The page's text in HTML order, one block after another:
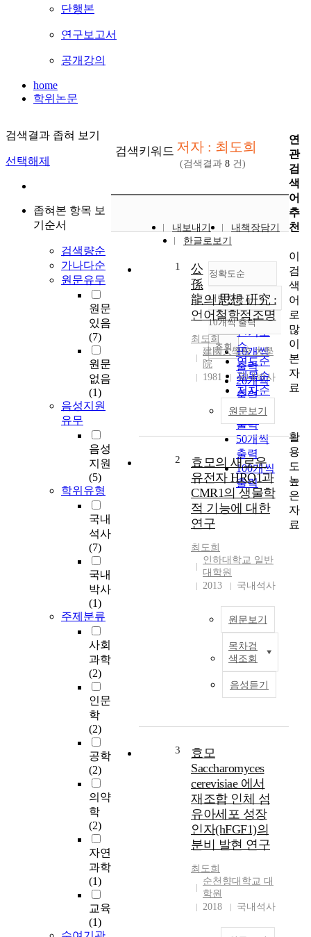
단행본
연구보고서
공개강의
home
학위논문
검색결과 좁혀 보기
선택해제
좁혀본 항목 보
기순서
검색량순
가나다순
원문유무
원문
있음
(7)
원문
없음
(1)
음성지원
유무
음성
지원
(5)
학위유형
국내
석사
(7)
국내
박사
(1)
주제분류
사회
과학
(2)
인문
학
(2)
공학
(2)
의약
학
(2)
자연
과학
(1)
교육
(1)
검색키워드 저자 : 최도희
(검색결과 8 건)
내보내기
내책장담기
한글로보기
정확도순
정확도
순
인기도
순
연도순
제목순
저자순
발행기
내림차순
내림차순
10개씩 출력
10개씩
출력
20개씩
출력
30개씩
출력
50개씩
출력
100개씩
출력
조회
1
公
孫
龍의 思想 硏究 :
언어철학적조명
최도희
建國大學校 大學
院
1981
국내박사
원문보기
2
효모의 새로운
유전자 HRQ1과
CMR1의 생물학
적 기능에 대한
연구
최도희
인하대학교 일반
대학원
2013
국내석사
원문보기
목차검
색조회
음성듣기
3
효모
Saccharomyces
cerevisiae 에서
재조합 인체 섬
유아세포 성장
인자(hFGF1)의
분비 발현 연구
최도희
순천향대학교 대
학원
2018
국내석사
연
관
검
색
어
추
천
이
검
색
어
로
많
이
본
자
료
활
용
도
높
은
자
료